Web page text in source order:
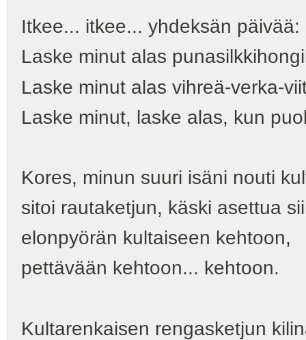
Itkee... itkee... yhdeksän päivää:
Laske minut alas
Laske minut alas vihreä-verka-
Laske minut, laske alas, kun
Kores, minun suuri isäni nouti
sitoi rautaketjun, käski asettua
elonpyörän kultaiseen kehtoon,
pettävään kehtoon... kehtoon.
Kultarenkaisen rengasketjun